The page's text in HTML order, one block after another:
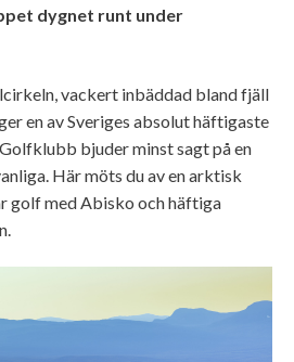
dygnet runt under
vackert inbäddad bland fjäll
en av Sveriges absolut häftigaste
bjuder minst sagt på en
Här möts du av en arktisk
golf med Abisko och häftiga